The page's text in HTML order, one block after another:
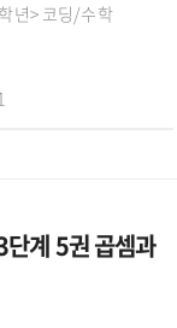
년> 코딩/수학
계 5권 곱셈과